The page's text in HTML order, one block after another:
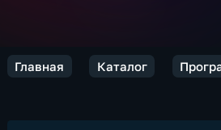
Главная Каталог